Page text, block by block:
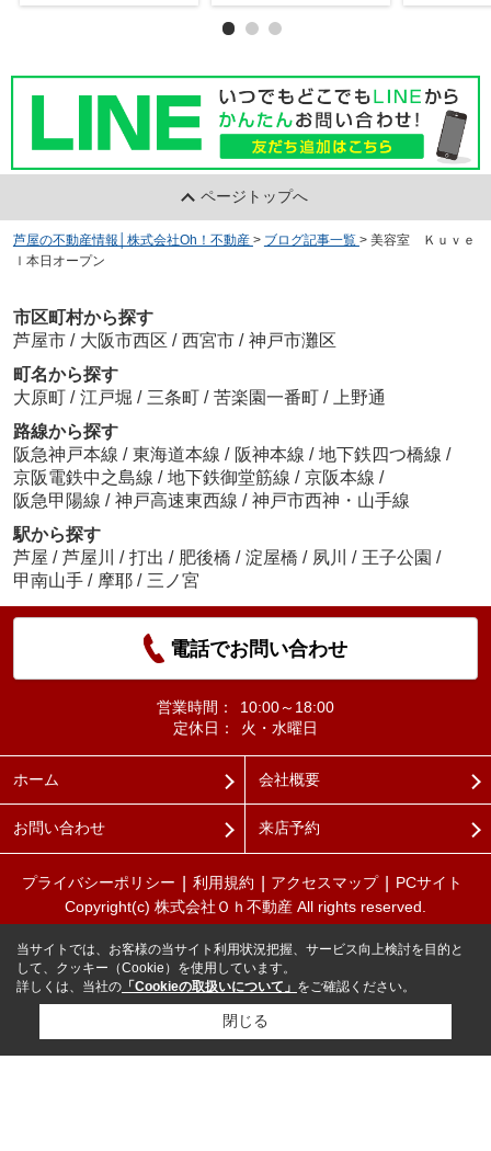
ページトップへ
芦屋の不動産情報│株式会社Oh！不動産 > ブログ記事一覧 > 美容室 Ｋｕｖｅ
ｌ本日オープン
市区町村から探す
芦屋市 / 大阪市西区 / 西宮市 / 神戸市灘区
町名から探す
大原町 / 江戸堀 / 三条町 / 苦楽園一番町 /
上野通
路線から探す
阪急神戸本線 / 東海道本線 / 阪神本線 / 地下鉄四つ橋線 /
京阪電鉄中之島線 / 地下鉄御堂筋線 / 京阪本線 /
阪急甲陽線 / 神戸高速東西線 / 神戸市西神・山手線
駅から探す
芦屋 / 芦屋川 / 打出 / 肥後橋 / 淀屋橋 / 夙川 / 王子公園 /
甲南山手 / 摩耶 / 三ノ宮
電話でお問い合わせ
営業時間：
10:00～18:00
定休日：
火・水曜日
ホーム 会社概要
お問い合わせ 来店予約
プライバシーポリシー 利用規約 アクセスマップ
PCサイト
Copyright(c) 株式会社Ｏｈ不動産 All rights reserved.
当サイトでは、お客様の当サイト利用状況把握、サービス向上検討を目的と
して、クッキー（Cookie）を使用しています。
詳しくは、当社の 「Cookieの取扱いについて」 をご確認ください。
閉じる